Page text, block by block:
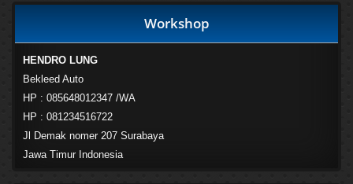
Workshop
HENDRO LUNG
Bekleed Auto
HP : 085648012347 /WA
HP : 081234516722
Jl Demak nomer 207 Surabaya
Jawa Timur Indonesia